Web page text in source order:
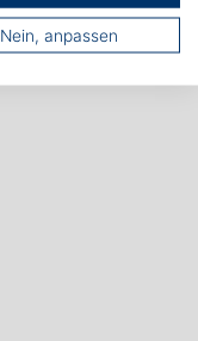
Nein, anpassen